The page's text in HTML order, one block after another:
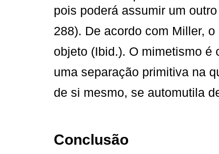
pois poderá assumir um
288). De acordo com Miller, o
objeto (Ibid.). O mimetismo
uma separação primitiva na
de si mesmo, se automutila
Conclusão